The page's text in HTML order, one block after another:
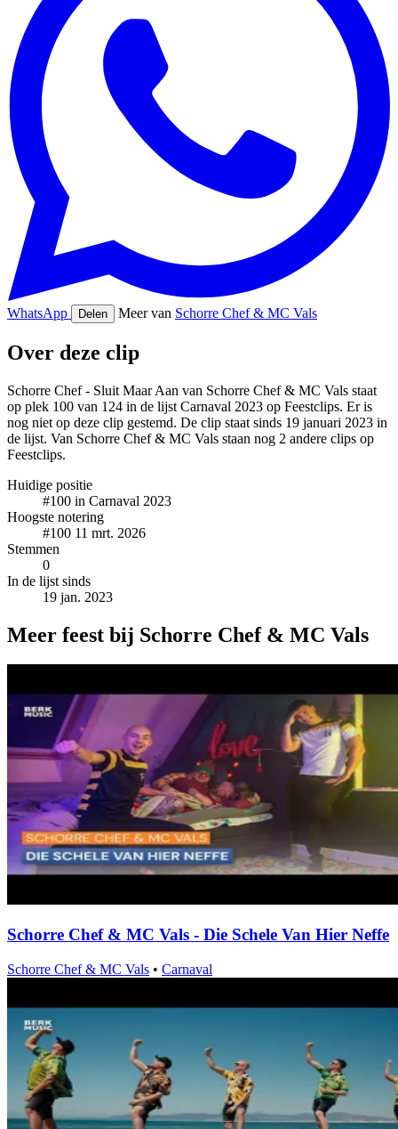
WhatsApp Delen Meer van Schorre Chef & MC Vals
Over deze clip
Schorre Chef - Sluit Maar Aan van Schorre Chef & MC Vals staat
op plek 100 van 124 in de lijst Carnaval 2023 op Feestclips. Er is
nog niet op deze clip gestemd. De clip staat sinds 19 januari 2023 in
de lijst. Van Schorre Chef & MC Vals staan nog 2 andere clips op
Feestclips.
Huidige positie
#100 in Carnaval 2023
Hoogste notering
#100 11 mrt. 2026
Stemmen
0
In de lijst sinds
19 jan. 2023
Meer feest bij Schorre Chef & MC Vals
Schorre Chef & MC Vals - Die Schele Van Hier Neffe
Schorre Chef & MC Vals • Carnaval